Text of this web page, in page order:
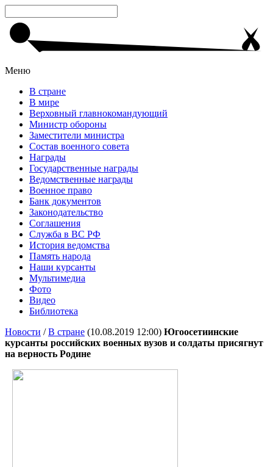
Меню
В стране
В мире
Верховный главнокомандующий
Министр обороны
Заместители министра
Состав военного совета
Награды
Государственные награды
Ведомственные награды
Военное право
Банк документов
Законодательство
Соглашения
Служба в ВС РФ
История ведомства
Память народа
Наши курсанты
Мультимедиа
Фото
Видео
Библиотека
Новости /В стране (10.08.2019 12:00) Югоосетиинские
курсанты российских военных вузов и солдаты присягнут
на верность Родине